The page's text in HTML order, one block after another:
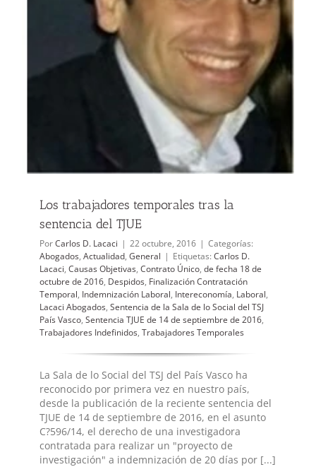
Los trabajadores temporales tras la
sentencia del TJUE
PorCarlos D. Lacaci | 22 octubre, 2016 | Categorías:
Abogados, Actualidad, General | Etiquetas: Carlos D.
Lacaci, Causas Objetivas, Contrato Único, de fecha 18 de
octubre de 2016, Despidos, Finalización Contratación
Temporal, Indemnización Laboral, Intereconomía, Laboral,
Lacaci Abogados, Sentencia de la Sala de lo Social del TSJ
País Vasco, Sentencia TJUE de 14 de septiembre de 2016,
Trabajadores Indefinidos, Trabajadores Temporales
La Sala de lo Social del TSJ del País Vasco ha
reconocido por primera vez en nuestro país,
desde la publicación de la reciente sentencia del
TJUE de 14 de septiembre de 2016, en el asunto
C?596/14, el derecho de una investigadora
contratada para realizar un "proyecto de
investigación" a indemnización de 20 días por [...]